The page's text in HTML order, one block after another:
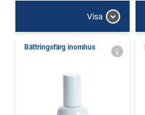
Visa
Bättringsfärg inomhus